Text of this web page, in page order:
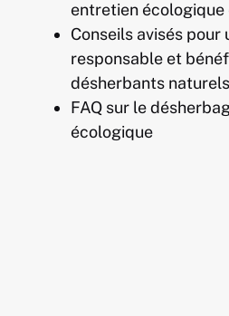
entretien
Conseils avisés pour
responsable et
désherbants naturels
FAQ sur le
écologique